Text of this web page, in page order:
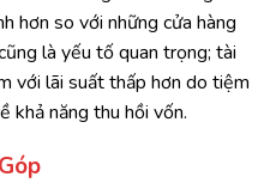
hơn so với những cửa hàng
là yếu tố quan trọng; tài
với lãi suất thấp hơn do tiệm
khả năng thu hồi vốn.